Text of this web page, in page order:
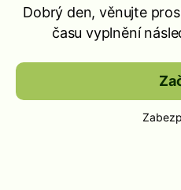
Dobrý den, věnujte
času vyplnění